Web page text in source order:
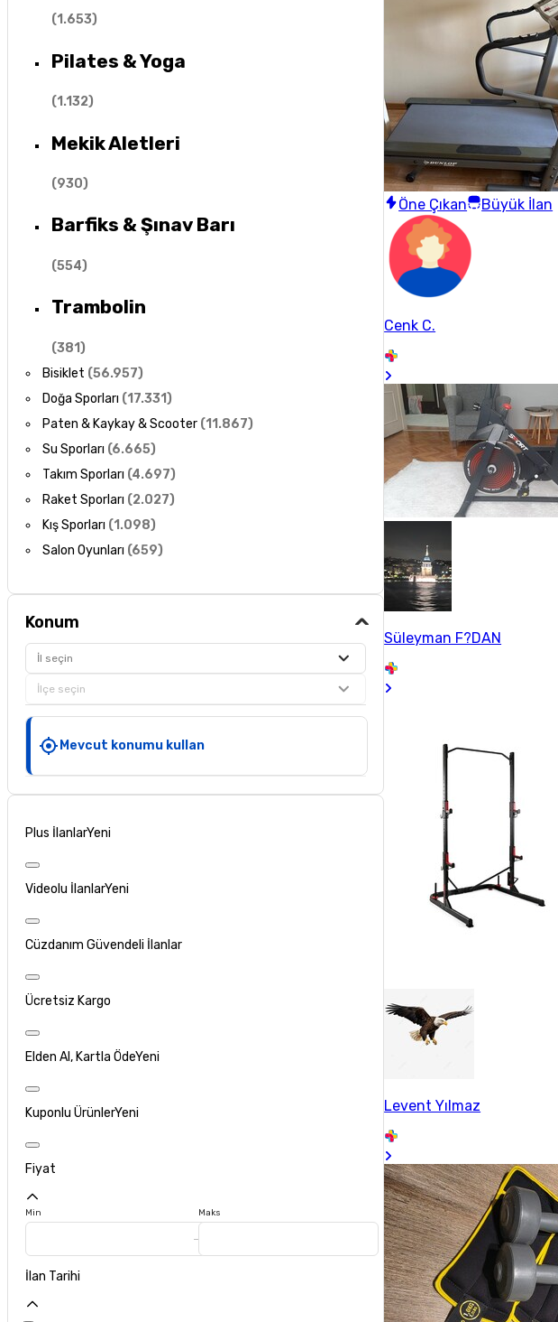
(1.653)
Pilates & Yoga
(1.132)
Mekik Aletleri
(930)
Barfiks & Şınav Barı
(554)
Trambolin
(381)
Bisiklet (56.957)
Doğa Sporları (17.331)
Paten & Kaykay & Scooter (11.867)
Su Sporları (6.665)
Takım Sporları (4.697)
Raket Sporları (2.027)
Kış Sporları (1.098)
Salon Oyunları (659)
Konum
İl seçin
İlçe seçin
Mevcut konumu kullan
Plus İlanlarYeni
Videolu İlanlarYeni
Cüzdanım Güvendeli İlanlar
Ücretsiz Kargo
Elden Al, Kartla ÖdeYeni
Kuponlu ÜrünlerYeni
Fiyat
Min Maks
İlan Tarihi
Öne Çıkan Büyük İlan
Cenk C.
Süleyman F?DAN
Levent Yılmaz